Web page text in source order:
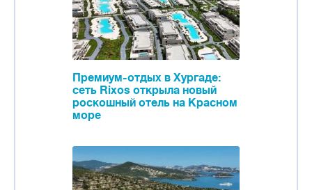
Премиум-отдых в Хургаде:
сеть Rixos открыла новый
роскошный отель на Красном
море